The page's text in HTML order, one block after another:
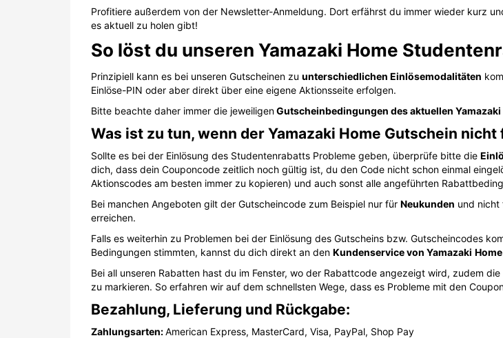
Profitiere außerdem von der Newsletter-Anmeldung. Dort erfährst du immer wieder kurz
es aktuell zu holen gibt!
So löst du unseren Yamazaki Home
Prinzipiell kann es bei unseren Gutscheinen zu unterschiedlichen Einlösemodalitäten
Einlöse-PIN oder aber direkt über eine eigene Aktionsseite erfolgen.
Bitte beachte daher immer die jeweiligenGutscheinbedingungen des aktuellen
Was ist zu tun, wenn der Yamazaki Home Gutschein
Sollte es bei der Einlösung des Studentenrabatts Probleme geben, überprüfe bitte die
dich, dass dein Couponcode zeitlich noch gültig ist, du den Code nicht schon einmal
Aktionscodes am besten immer zu kopieren) und auch sonst alle angeführten
Bei manchen Angeboten gilt der Gutscheincode zum Beispiel nur für Neukunden und nicht
erreichen.
Falls es weiterhin zu Problemen bei der Einlösung des Gutscheins bzw. Gutscheincodes
Bedingungen stimmten, kannst du dich direkt an den Kundenservice von Yamazaki Home
Bei all unseren Rabatten hast du im Fenster, wo der Rabattcode angezeigt wird, zudem
zu markieren. So erfahren wir auf dem schnellsten Wege, dass es Probleme mit den
Bezahlung, Lieferung und Rückgabe:
Zahlungsarten:American Express, MasterCard, Visa, PayPal, Shop Pay